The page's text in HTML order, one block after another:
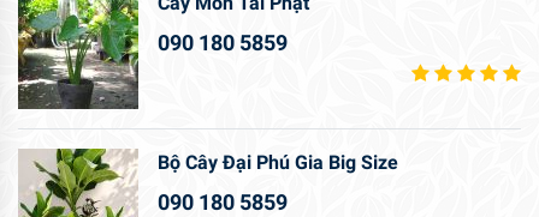
090 180 5859
Bộ Cây Đại Phú Gia Big Size
090 180 5859